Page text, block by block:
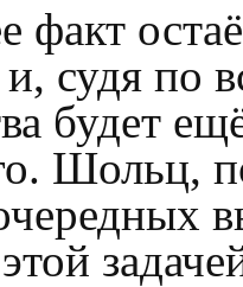
факт
судя по
будет
Шольц,